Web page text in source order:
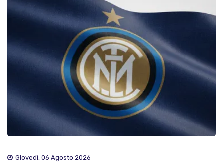
Giovedì, 06 Agosto 2026